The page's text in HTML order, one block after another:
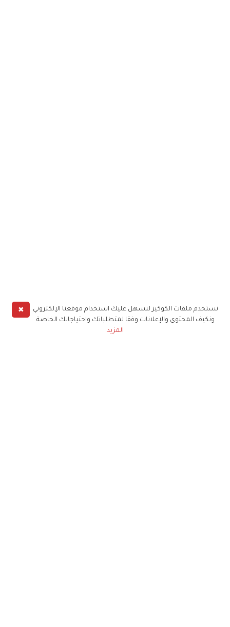
✖
نستخدم ملفات الكوكيز لنسهل عليك استخدام موقعنا الإلكتروني
ونكيف المحتوى والإعلانات وفقا لمتطلباتك واحتياجاتك الخاصة
المزيد